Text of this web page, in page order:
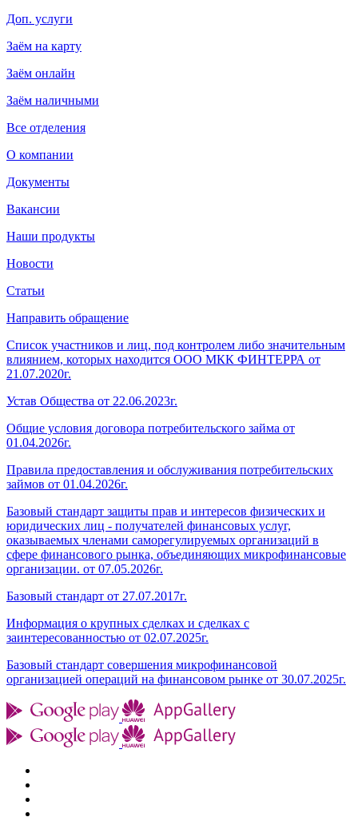
Доп. услуги
Заём на карту
Заём онлайн
Заём наличными
Все отделения
О компании
Документы
Вакансии
Наши продукты
Новости
Статьи
Направить обращение
Список участников и лиц, под контролем либо значительным
влиянием, которых находится ООО МКК ФИНТЕРРА от
21.07.2020г.
Устав Общества от 22.06.2023г.
Общие условия договора потребительского займа от
01.04.2026г.
Правила предоставления и обслуживания потребительских
займов от 01.04.2026г.
Базовый стандарт защиты прав и интересов физических и
юридических лиц - получателей финансовых услуг,
оказываемых членами саморегулируемых организаций в
сфере финансового рынка, объединяющих микрофинансовые
организации. от 07.05.2026г.
Базовый стандарт от 27.07.2017г.
Информация о крупных сделках и сделках с
заинтересованностью от 02.07.2025г.
Базовый стандарт совершения микрофинансовой
организацией операций на финансовом рынке от 30.07.2025г.